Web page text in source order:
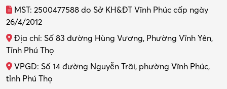
Thiết kế nội thất
Thợ máy – Ô tô – Xe máy
Thực tập
MST: 2500477588 do Sở KH&ĐT Vĩnh Phúc cấp ngày
26/4/2012
Địa chỉ: Số 83 đường Hùng Vương, Phường Vĩnh Yên,
Tỉnh Phú Thọ
VPGD: Số 14 đường Nguyễn Trãi, phường Vĩnh Phúc,
tỉnh Phú Thọ